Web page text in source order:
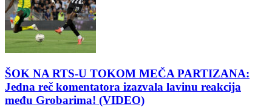
ŠOK NA RTS-U TOKOM MEČA PARTIZANA:
Jedna reč komentatora izazvala lavinu reakcija
među Grobarima! (VIDEO)